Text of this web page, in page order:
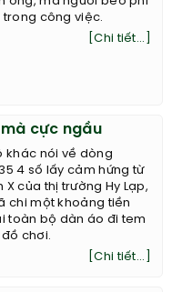
công việc.
[Chi tiết...]
mà cực ngầu
khác nói về dòng
4 số lấy cảm hứng từ
của thị trường Hy Lạp,
chi một khoảng tiền
toàn bộ dàn áo đi tem
chơi.
[Chi tiết...]